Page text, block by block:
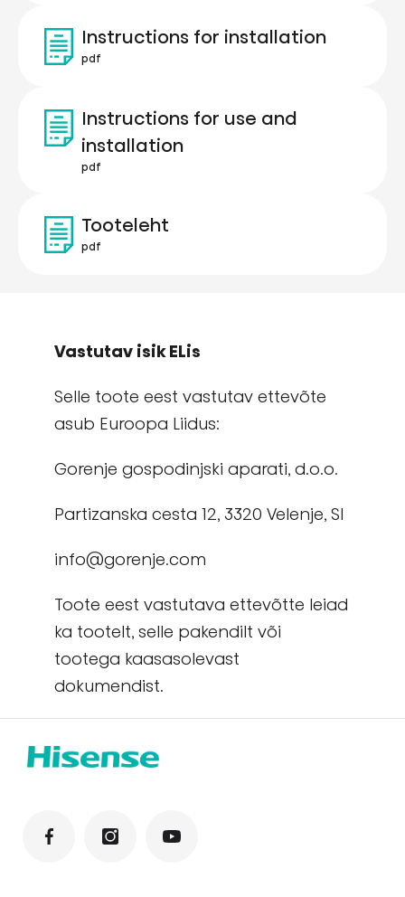
Instructions for installation
pdf
Instructions for use and
installation
pdf
Tooteleht
pdf
Vastutav isik ELis
Selle toote eest vastutav ettevõte
asub Euroopa Liidus:
Gorenje gospodinjski aparati, d.o.o.
Partizanska cesta 12, 3320 Velenje, Sl
info@gorenje.com
Toote eest vastutava ettevõtte leiad
ka tootelt, selle pakendilt või
tootega kaasasolevast
dokumendist.